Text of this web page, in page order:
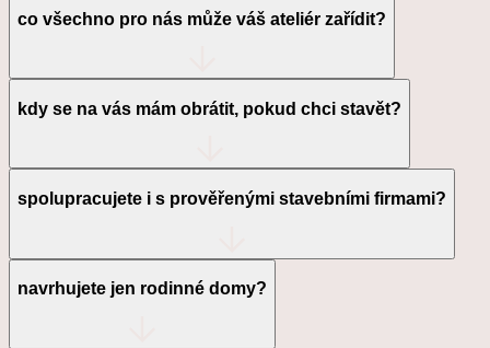
co všechno pro nás může váš ateliér zařídit?
kdy se na vás mám obrátit, pokud chci stavět?
spolupracujete i s prověřenými stavebními firmami?
navrhujete jen rodinné domy?